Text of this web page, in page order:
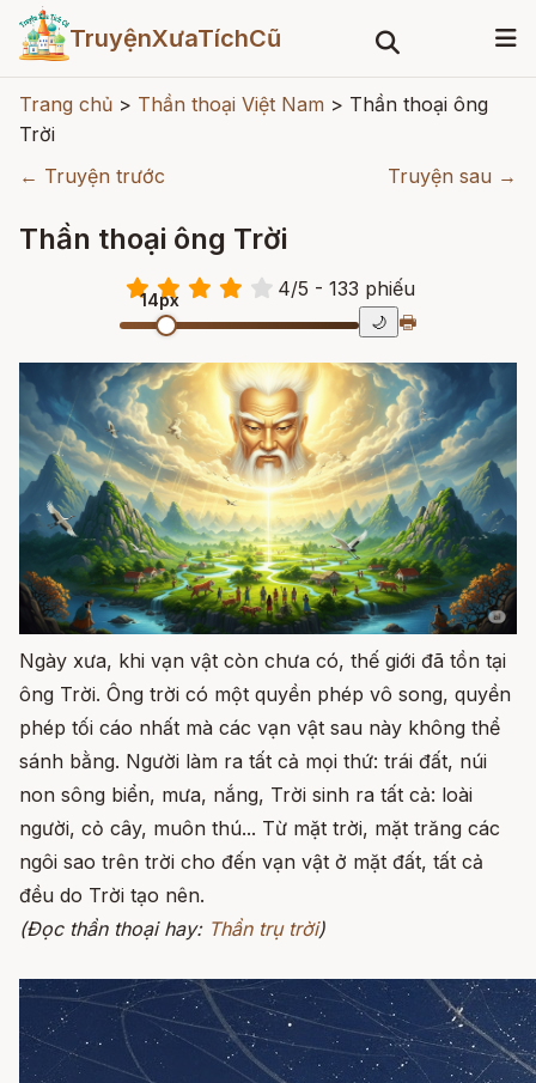
TruyệnXưaTíchCũ
Trang chủ > Thần thoại Việt Nam > Thần thoại ông
Trời
← Truyện trước
Truyện sau →
Thần thoại ông Trời
4/5 - 133 phiếu
14px
🌙 🖶
Ngày xưa, khi vạn vật còn chưa có, thế giới đã tồn tại
ông Trời. Ông trời có một quyền phép vô song, quyền
phép tối cáo nhất mà các vạn vật sau này không thể
sánh bằng. Người làm ra tất cả mọi thứ: trái đất, núi
non sông biển, mưa, nắng, Trời sinh ra tất cả: loài
người, cỏ cây, muôn thú... Từ mặt trời, mặt trăng các
ngôi sao trên trời cho đến vạn vật ở mặt đất, tất cả
đều do Trời tạo nên.
(Đọc thần thoại hay: Thần trụ trời)